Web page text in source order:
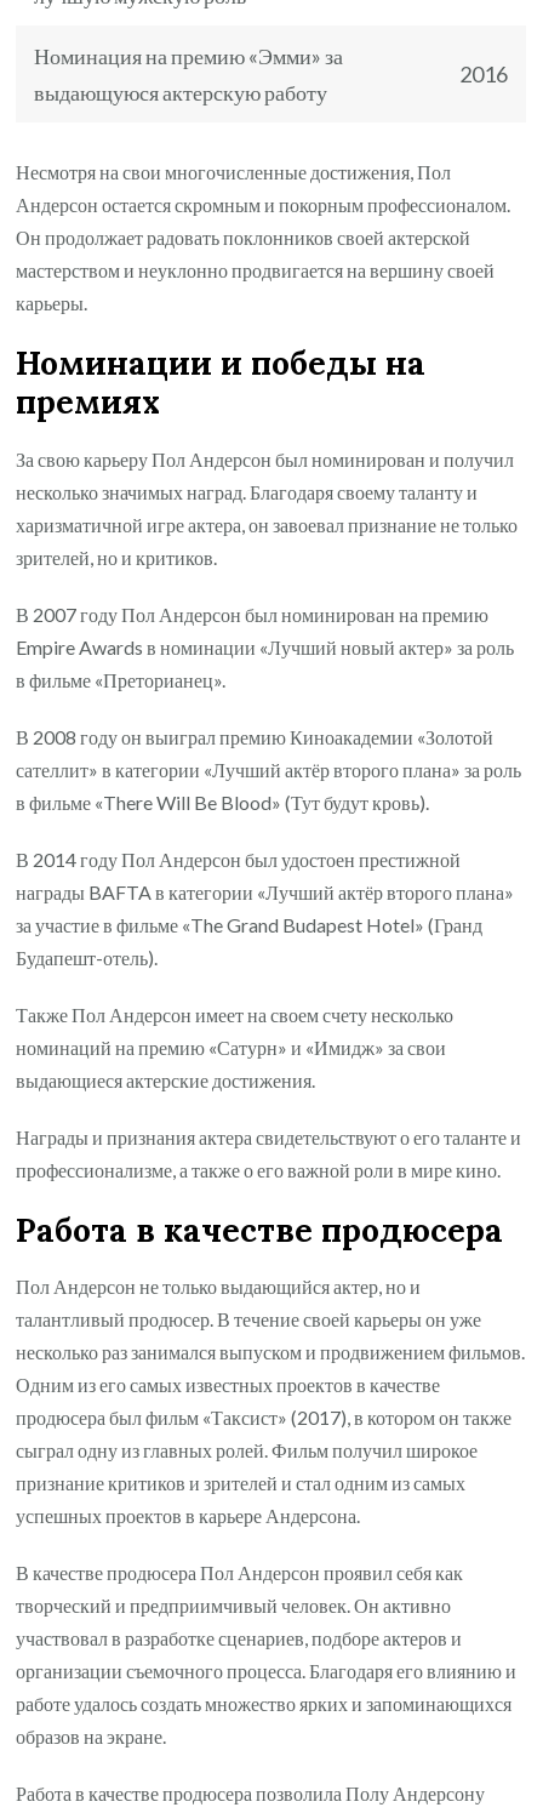
Номинация на премию «Эмми» за
выдающуюся актерскую работу
2016
Несмотря на свои многочисленные достижения, Пол
Андерсон остается скромным и покорным профессионалом.
Он продолжает радовать поклонников своей актерской
мастерством и неуклонно продвигается на вершину своей
карьеры.
Номинации и победы на
премиях
За свою карьеру Пол Андерсон был номинирован и получил
несколько значимых наград. Благодаря своему таланту и
харизматичной игре актера, он завоевал признание не только
зрителей, но и критиков.
В 2007 году Пол Андерсон был номинирован на премию
Empire Awards в номинации «Лучший новый актер» за роль
в фильме «Преторианец».
В 2008 году он выиграл премию Киноакадемии «Золотой
сателлит» в категории «Лучший актёр второго плана» за роль
в фильме «There Will Be Blood» (Тут будут кровь).
В 2014 году Пол Андерсон был удостоен престижной
награды BAFTA в категории «Лучший актёр второго плана»
за участие в фильме «The Grand Budapest Hotel» (Гранд
Будапешт-отель).
Также Пол Андерсон имеет на своем счету несколько
номинаций на премию «Сатурн» и «Имидж» за свои
выдающиеся актерские достижения.
Награды и признания актера свидетельствуют о его таланте и
профессионализме, а также о его важной роли в мире кино.
Работа в качестве продюсера
Пол Андерсон не только выдающийся актер, но и
талантливый продюсер. В течение своей карьеры он уже
несколько раз занимался выпуском и продвижением фильмов.
Одним из его самых известных проектов в качестве
продюсера был фильм «Таксист» (2017), в котором он также
сыграл одну из главных ролей. Фильм получил широкое
признание критиков и зрителей и стал одним из самых
успешных проектов в карьере Андерсона.
В качестве продюсера Пол Андерсон проявил себя как
творческий и предприимчивый человек. Он активно
участвовал в разработке сценариев, подборе актеров и
организации съемочного процесса. Благодаря его влиянию и
работе удалось создать множество ярких и запоминающихся
образов на экране.
Работа в качестве продюсера позволила Полу Андерсону